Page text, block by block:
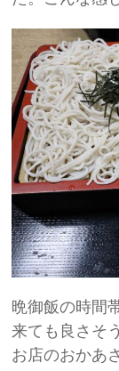
晩御飯の時間
来ても良さそ
お店のおかあ